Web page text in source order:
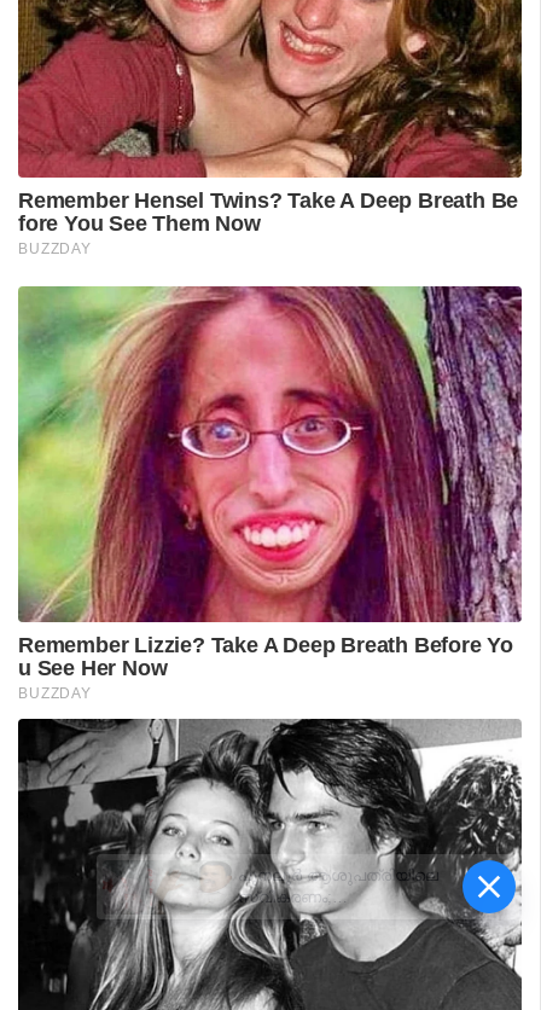
പുനലൂർ ആശുപത്രിയിലെ
സ്വീകരണം;
രോഗികൾക്കുണ്ടായ
ബുദ്ധിമുട്ടിൽ
ആരോഗ്യമന്ത്രിയുടെ
നിലപാട് തേടി
ഡിവൈഎഫ്‌ഐ